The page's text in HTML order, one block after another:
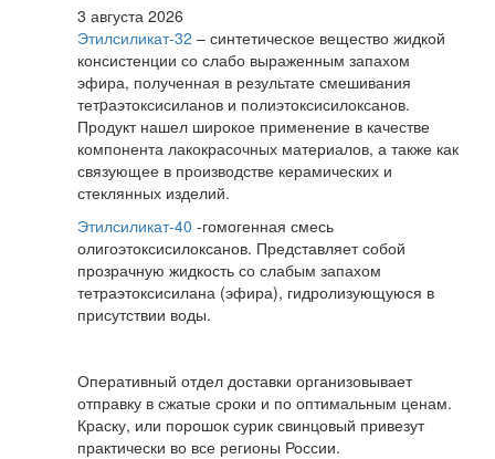
3 августа 2026
Этилсиликат-32 – синтетическое вещество жидкой
консистенции со слабо выраженным запахом
эфира, полученная в результате смешивания
тетpаэтоксисиланов и полиэтоксисилоксанов.
Продукт нашел широкое применение в качестве
компонента лакокрасочных материалов, а также как
связующее в производстве керамических и
стеклянных изделий.
Этилсиликат-40 -гомогенная смесь
олигоэтоксисилоксанов. Представляет собой
прозрачную жидкость со слабым запахом
тетраэтоксисилана (эфира), гидролизующуюся в
присутствии воды.
Оперативный отдел доставки организовывает
отправку в сжатые сроки и по оптимальным ценам.
Краску, или порошок сурик свинцовый привезут
практически во все регионы России.